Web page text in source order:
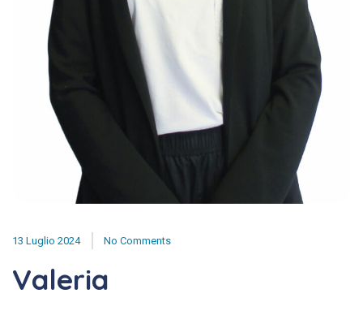
13 Luglio 2024 No Comments
Valeria